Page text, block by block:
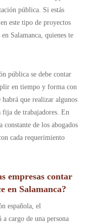
pública. Si estás
este tipo de proyectos
Salamanca, quienes te
pública se debe contar
en tiempo y forma con
que realizar algunos
de trabajadores. En
constante de los abogados
cada requerimiento
empresas contar
en Salamanca?
española, el
cargo de una persona